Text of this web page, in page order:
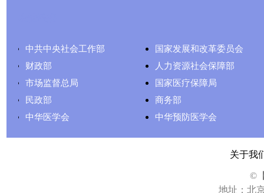
中共中央社会工作部
国家发展和改革委员会
财政部
人力资源社会保障部
市场监督总局
国家医疗保障局
民政部
商务部
中华医学会
中华预防医学会
关于我
©
地址：北